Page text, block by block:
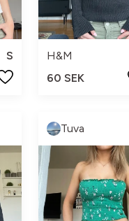
S
H&M
60 SEK
Tuva